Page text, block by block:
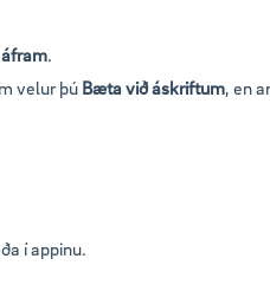
.
velur þúBæta við áskriftum, en
í appinu.